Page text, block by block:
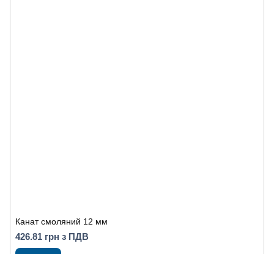
Канат смоляний 12 мм
426.81 грн з ПДВ